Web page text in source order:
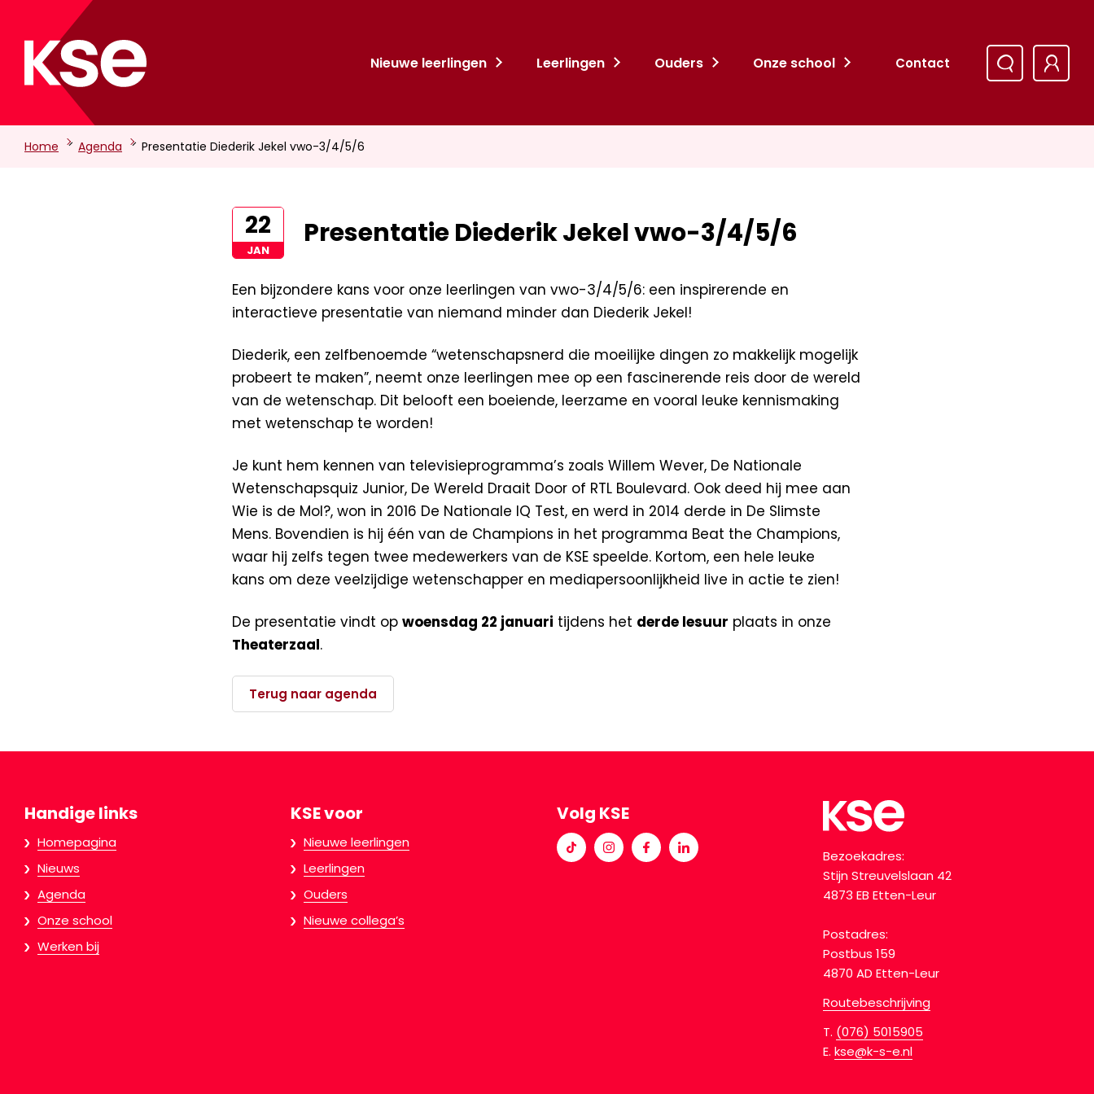
Nieuwe leerlingen Leerlingen Ouders Onze school Contact
Home -Agenda -Presentatie Diederik Jekel vwo-3/4/5/6
22
JAN
Presentatie Diederik Jekel vwo-3/4/5/6
Een bijzondere kans voor onze leerlingen van vwo-3/4/5/6: een inspirerende en
interactieve presentatie van niemand minder dan Diederik Jekel!
Diederik, een zelfbenoemde “wetenschapsnerd die moeilijke dingen zo makkelijk mogelijk
probeert te maken”, neemt onze leerlingen mee op een fascinerende reis door de wereld
van de wetenschap. Dit belooft een boeiende, leerzame en vooral leuke kennismaking
met wetenschap te worden!
Je kunt hem kennen van televisieprogramma’s zoals Willem Wever, De Nationale
Wetenschapsquiz Junior, De Wereld Draait Door of RTL Boulevard. Ook deed hij mee aan
Wie is de Mol?, won in 2016 De Nationale IQ Test, en werd in 2014 derde in De Slimste
Mens. Bovendien is hij één van de Champions in het programma Beat the Champions,
waar hij zelfs tegen twee medewerkers van de KSE speelde. Kortom, een hele leuke
kans om deze veelzijdige wetenschapper en mediapersoonlijkheid live in actie te zien!
De presentatie vindt op woensdag 22 januari tijdens het derde lesuur plaats in onze
Theaterzaal.
Terug naar agenda
Handige links
Homepagina
Nieuws
Agenda
Onze school
Werken bij
KSE voor
Nieuwe leerlingen
Leerlingen
Ouders
Nieuwe collega’s
Volg KSE
Bezoekadres:
Stijn Streuvelslaan 42
4873 EB Etten-Leur
Postadres:
Postbus 159
4870 AD Etten-Leur
Routebeschrijving
T. (076) 5015905
E. kse@k-s-e.nl